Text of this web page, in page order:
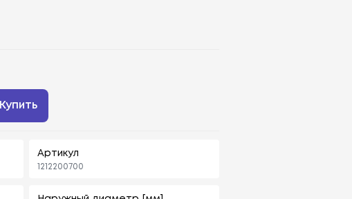
Купить
Артикул
1212200700